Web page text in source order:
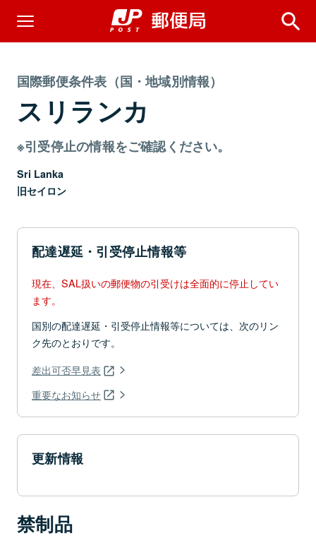
国際郵便条件表（国・地域別情報）
スリランカ
※引受停止の情報をご確認ください。
Sri Lanka
旧セイロン
配達遅延・引受停止情報等
現在、SAL扱いの郵便物の引受けは全面的に停止してい
ます。
国別の配達遅延・引受停止情報等については、次のリン
ク先のとおりです。
差出可否早見表
重要なお知らせ
更新情報
禁制品